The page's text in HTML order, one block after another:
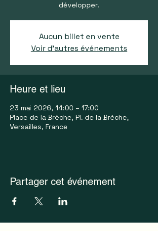
développer.
Aucun billet en vente
Voir d'autres événements
Heure et lieu
23 mai 2026, 14:00 – 17:00
Place de la Brèche, Pl. de la Brèche,
Versailles, France
Partager cet événement